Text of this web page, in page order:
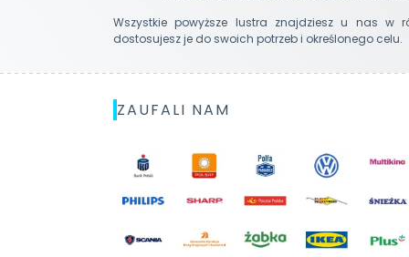
Wszystkie powyższe lustra znajdziesz u nas w
dostosujesz je do swoich potrzeb i określonego celu.
ZAUFALI NAM